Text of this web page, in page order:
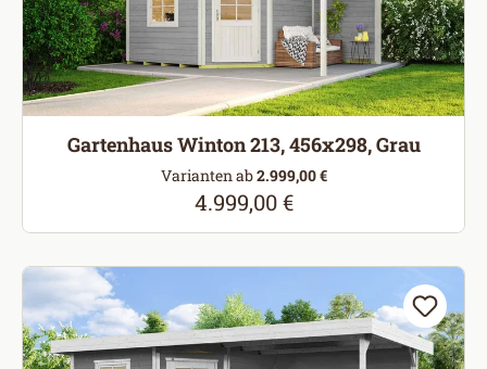
Gartenhaus Winton 213, 456x298, Grau
Varianten ab2.999,00 €
Regulärer Preis:
4.999,00 €